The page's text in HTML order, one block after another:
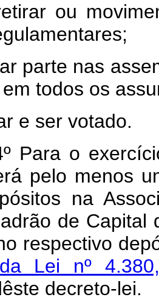
ou
parte nas
todos os
e ser votado.
o exercício
pelo menos
na
de
respectivo
Lei nº
decreto-lei.